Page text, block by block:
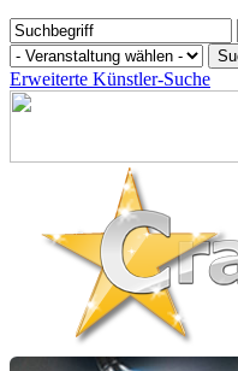
Erweiterte Künstler-Suche